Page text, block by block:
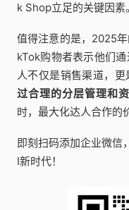
k Shop立足的关键因素。
值得注意的是，2025
kTok购物者表示他们
人不仅是销售渠道，更
过合理的分层管理和
时，最大化达人合作的
即刻扫码添加企业微信，
I新时代！